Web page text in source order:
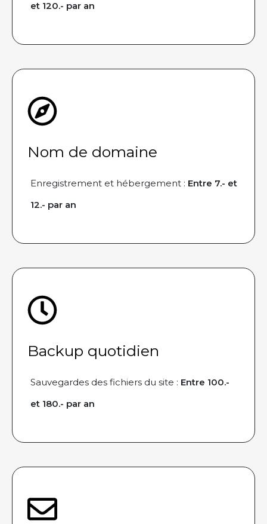
et 120.- par an
Nom de domaine
Enregistrement et hébergement : Entre 7.- et
12.- par an
Backup quotidien
Sauvegardes des fichiers du site : Entre 100.-
et 180.- par an